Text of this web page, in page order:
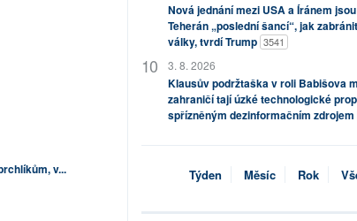
v...
Nová jednání mezi USA a Íránem
Teherán „poslední šancí“, jak
války, tvrdí Trump 3541
3. 8. 2026
Klausův podržtaška v roli Babišova
zahraničí tají úzké technologické
spřízněným dezinformačním zdrojem
Týden Měsíc Rok